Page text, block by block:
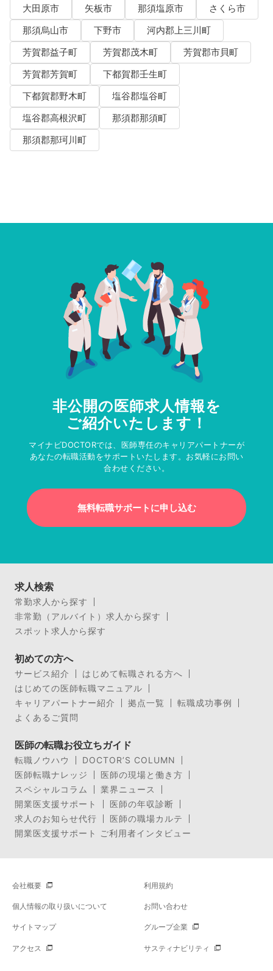
大田原市
矢板市 那須塩原市
さくら市
那須烏山市
下野市
河内郡上三川町
芳賀郡益子町
芳賀郡茂木町
芳賀郡市貝町
芳賀郡芳賀町
下都賀郡壬生町
下都賀郡野木町
塩谷郡塩谷町
塩谷郡高根沢町
那須郡那須町
那須郡那珂川町
非公開の医師求人情報を
ご紹介いたします！
マイナビDOCTORでは、医師専任のキャリアパートナーが
あなたの転職活動をサポートいたします。お気軽にお問い
合わせください。
無料転職サポートに申し込む
求人検索
常勤求人から探す
非常勤（アルバイト）求人から探す
スポット求人から探す
初めての方へ
サービス紹介
はじめて転職される方へ
はじめての医師転職マニュアル
キャリアパートナー紹介
拠点一覧
転職成功事例
よくあるご質問
医師の転職お役立ちガイド
転職ノウハウ
DOCTOR’S COLUMN
医師転職ナレッジ
医師の現場と働き方
スペシャルコラム
業界ニュース
開業医支援サポート
医師の年収診断
求人のお知らせ代行
医師の職場カルテ
開業医支援サポート ご利用者インタビュー
会社概要 利用規約
個人情報の取り扱いについて お問い合わせ
サイトマップ グループ企業
アクセス サスティナビリティ